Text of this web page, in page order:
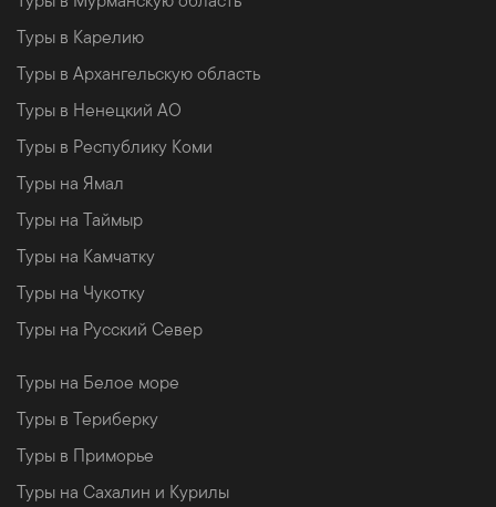
Туры в Карелию
Туры в Архангельскую область
Туры в Ненецкий АО
Туры в Республику Коми
Туры на Ямал
Туры на Таймыр
Туры на Камчатку
Туры на Чукотку
Туры на Русский Север
Туры на Белое море
Туры в Териберку
Туры в Приморье
Туры на Сахалин и Курилы